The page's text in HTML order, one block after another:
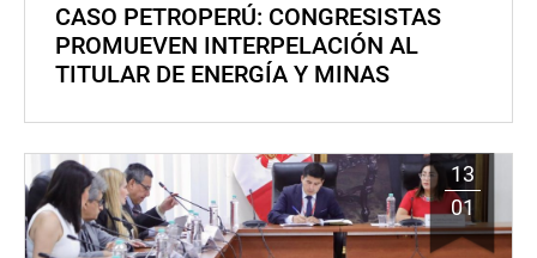
CASO PETROPERÚ: CONGRESISTAS
PROMUEVEN INTERPELACIÓN AL
TITULAR DE ENERGÍA Y MINAS
13
01